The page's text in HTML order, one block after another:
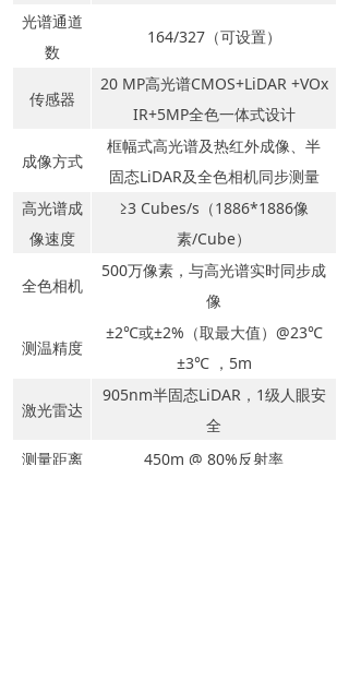
光谱通道
数
164/327（可设置）
传感器
20 MP高光谱CMOS+LiDAR +VOx
IR+5MP全色一体式设计
成像方式
框幅式高光谱及热红外成像、半
固态LiDAR及全色相机同步测量
高光谱成
像速度
≥3 Cubes/s（1886*1886像
素/Cube）
全色相机
500万像素，与高光谱实时同步成
像
测温精度
±2℃或±2%（取最大值）@23℃
±3℃ ，5m
激光雷达
905nm半固态LiDAR，1级人眼安
全
测量距离 450m @ 80%反射率